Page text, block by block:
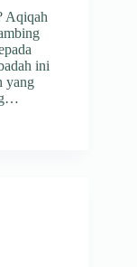
Aqiqah
ini
yang